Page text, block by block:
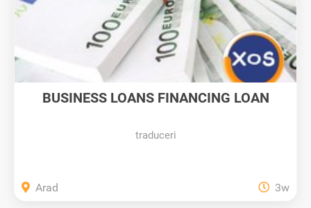
BUSINESS LOANS FINANCING LOAN
traduceri
Arad 3w